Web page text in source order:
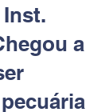
a